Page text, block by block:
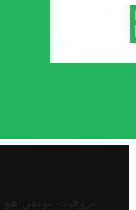
تروفيت تونس هو